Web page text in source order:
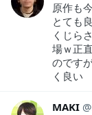
原作も
とても
くじら
場ｗ正
のです
く良い
MAKI